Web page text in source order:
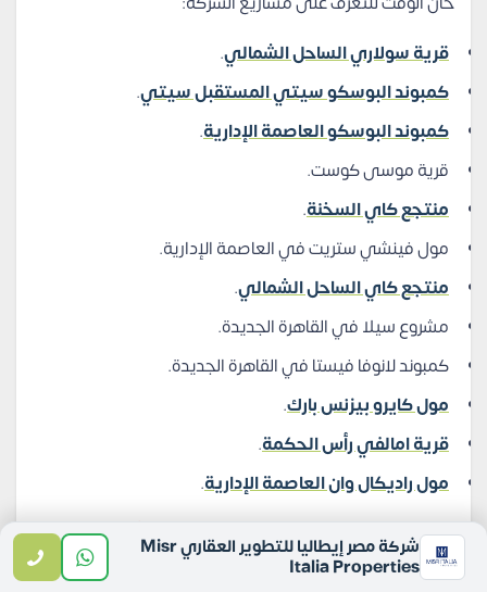
قرية سولاري الساحل الشمالي.
كمبوند البوسكو سيتي المستقبل سيتي.
كمبوند البوسكو العاصمة الإدارية.
قرية موسى كوست.
منتجع كاي السخنة.
مول فينشي ستريت في العاصمة الإدارية.
منتجع كاي الساحل الشمالي.
مشروع سيلا في القاهرة الجديدة.
كمبوند لانوفا فيستا في القاهرة الجديدة.
مول كايرو بيزنس بارك.
قرية امالفي رأس الحكمة.
مول راديكال وان العاصمة الإدارية.
تعرف على المشاريع بشكل مفصل، وتابع أخر تطوراتها:
واتساب
شركة مصر إيطاليا للتطوير العقاري Misr
Italia Properties